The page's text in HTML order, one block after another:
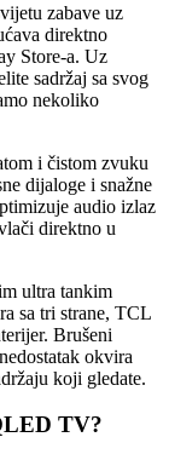
zabave uz
direktno
Store-a. Uz
sadržaj sa svog
nekoliko
i čistom zvuku
dijaloge i snažne
audio izlaz
direktno u
ultra tankim
sa tri strane, TCL
Brušeni
okvira
koji gledate.
TV?